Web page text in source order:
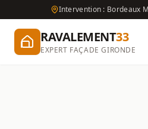
Intervention : Bordeaux
RAVALEMENT33
EXPERT FAÇADE GIRONDE